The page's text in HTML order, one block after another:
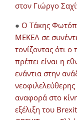
στον Γιώργο
● O Τάκης
ΜΕΚΕΑ σε
τονίζοντας ότι
πρέπει είναι η
ενάντια στην
αναφορά στο
εξέλιξη του